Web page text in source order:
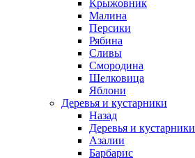
Крыжовник
Малина
Персики
Рябина
Сливы
Смородина
Шелковица
Яблони
Деревья и кустарники
Назад
Деревья и кустарники
Азалии
Барбарис